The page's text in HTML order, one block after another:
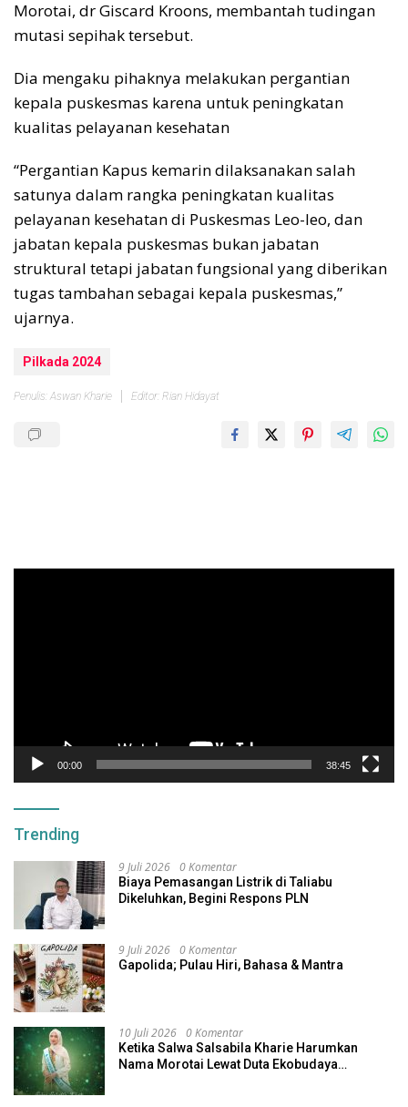
Morotai, dr Giscard Kroons, membantah tudingan
mutasi sepihak tersebut.
Dia mengaku pihaknya melakukan pergantian
kepala puskesmas karena untuk peningkatan
kualitas pelayanan kesehatan
“Pergantian Kapus kemarin dilaksanakan salah
satunya dalam rangka peningkatan kualitas
pelayanan kesehatan di Puskesmas Leo-leo, dan
jabatan kepala puskesmas bukan jabatan
struktural tetapi jabatan fungsional yang diberikan
tugas tambahan sebagai kepala puskesmas,”
ujarnya.
Pilkada 2024
Penulis: Aswan Kharie Editor: Rian Hidayat
00:00 38:45
Trending
9 Juli 2026 0 Komentar
Biaya Pemasangan Listrik di Taliabu
Dikeluhkan, Begini Respons PLN
9 Juli 2026 0 Komentar
Gapolida; Pulau Hiri, Bahasa & Mantra
10 Juli 2026 0 Komentar
Ketika Salwa Salsabila Kharie Harumkan
Nama Morotai Lewat Duta Ekobudaya